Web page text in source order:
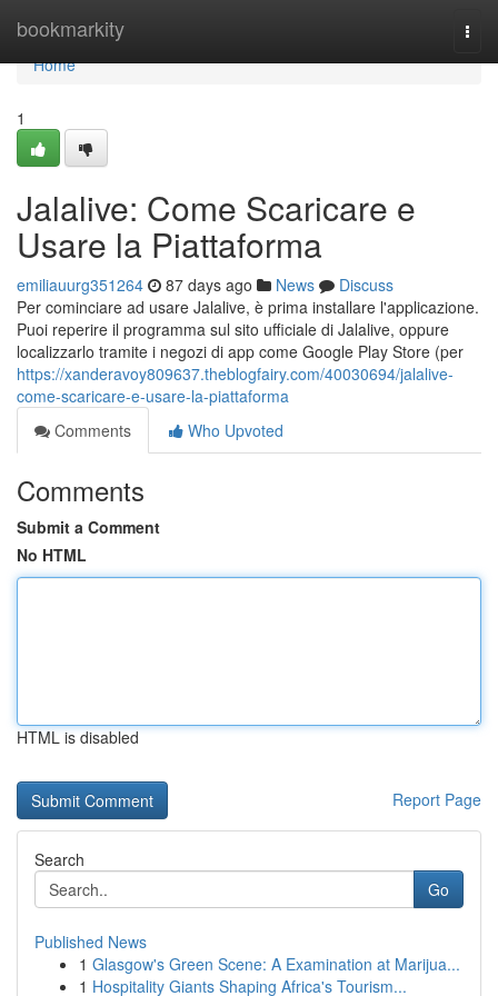
bookmarkity
Home
Home
1
Jalalive: Come Scaricare e
Usare la Piattaforma
emiliauurg351264 87 days ago News
Discuss
Per cominciare ad usare Jalalive, è prima installare l'applicazione.
Puoi reperire il programma sul sito ufficiale di Jalalive, oppure
localizzarlo tramite i negozi di app come Google Play Store (per
https://xanderavoy809637.theblogfairy.com/40030694/jalalive-
come-scaricare-e-usare-la-piattaforma
Comments
Who Upvoted
Comments
Submit a Comment
No HTML
HTML is disabled
Report Page
Search
Go
Published News
1 Glasgow's Green Scene: A Examination at Marijua...
1 Hospitality Giants Shaping Africa's Tourism...